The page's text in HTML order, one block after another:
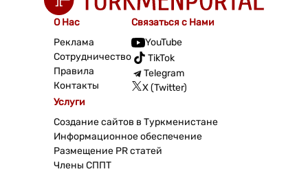
О Нас
Реклама
Сотрудничество
Правила
Контакты
Связаться с Нами
YouTube
TikTok
Telegram
X (Twitter)
Услуги
Создание сайтов в Туркменистане
Информационное обеспечение
Размещение PR статей
Члены СППТ